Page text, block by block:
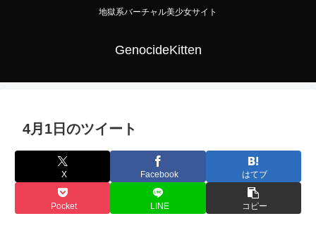
地獄系バーチャル美少女サイト
GenocideKitten
4月1日のツイート
X Facebook はてブ
Pocket LINE コピー